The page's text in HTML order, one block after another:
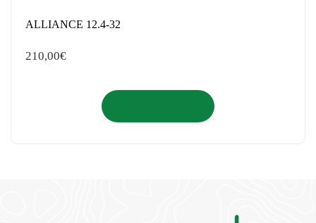
ALLIANCE 12.4-32
210,00€